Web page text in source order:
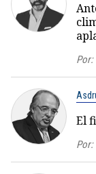
Por:
El
Por: